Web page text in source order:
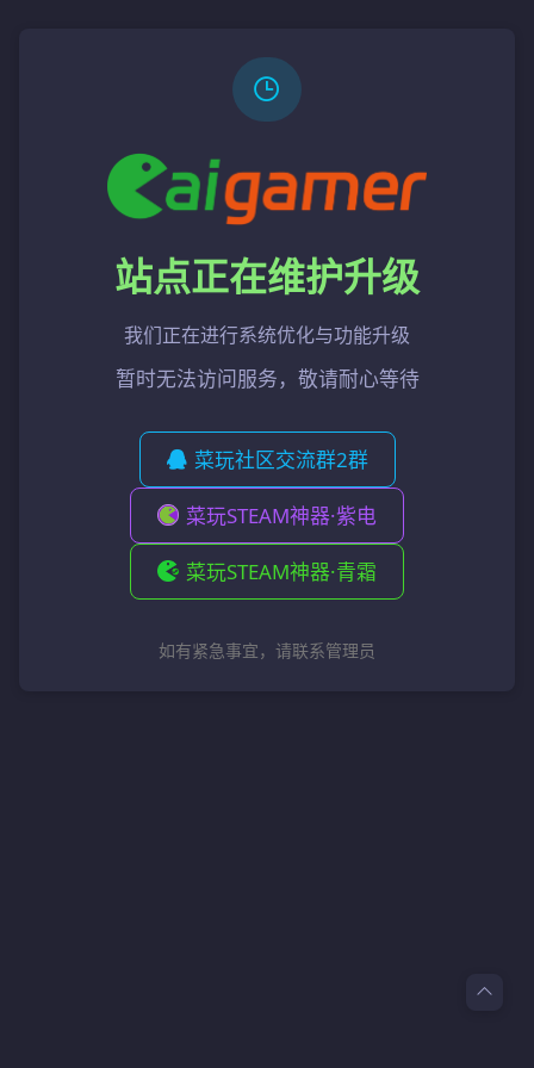
站点正在维护升级
我们正在进行系统优化与功能升级
暂时无法访问服务，敬请耐心等待
菜玩社区交流群2群
菜玩STEAM神器·紫电
菜玩STEAM神器·青霜
如有紧急事宜，请联系管理员